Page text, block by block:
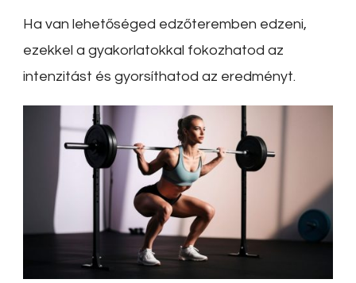
Ha van lehetőséged edzőteremben edzeni,
ezekkel a gyakorlatokkal fokozhatod az
intenzitást és gyorsíthatod az eredményt.